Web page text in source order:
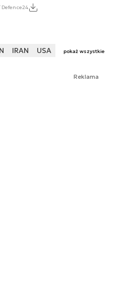
Defence24
IRAN USA pokaż wszystkie
Reklama